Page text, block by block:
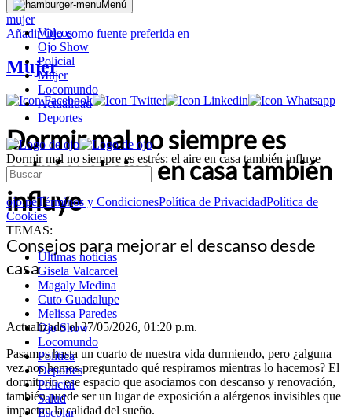
Menú
Videos
Ojo Show
Policial
Mujer
Locomundo
Actualidad
Deportes
Dormir mal no siempre es estrés: el aire en casa también influye
ojo.peTérminos y CondicionesPolítica de PrivacidadPolítica de
Cookies
TEMAS:
Últimas noticias
Gisela Valcarcel
Magaly Medina
Cuto Guadalupe
Melissa Paredes
Ojo Show
Locomundo
Política
Deportes
Policial
Salud
Escolar
mujer
AñadirOjocomo fuente preferida en
Mujer
Dormir mal no siempre es
estrés: el aire en casa también
influye
Consejos para mejorar el descanso desde
casa
Actualizado el 27/05/2026, 01:20 p.m.
Pasamos hasta un cuarto de nuestra vida durmiendo, pero ¿alguna
vez nos hemos preguntado qué respiramos mientras lo hacemos? El
dormitorio, ese espacio que asociamos con descanso y renovación,
también puede ser un lugar de exposición a alérgenos invisibles que
impactan la calidad del sueño.